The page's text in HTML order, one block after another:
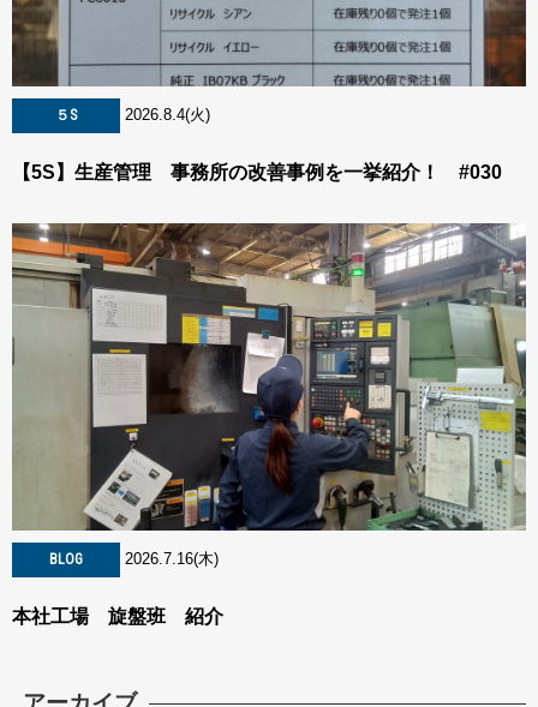
５S 2026.8.4(火)
【5S】生産管理 事務所の改善事例を一挙紹介！ #030
BLOG 2026.7.16(木)
本社工場 旋盤班 紹介